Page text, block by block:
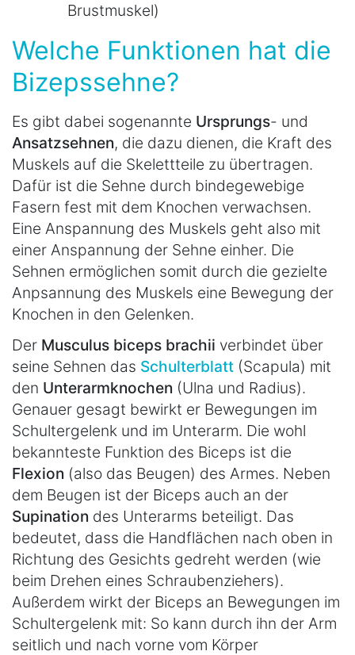
Brustmuskel)
Welche Funktionen hat die
Bizepssehne?
Es gibt dabei sogenannte Ursprungs- und
Ansatzsehnen, die dazu dienen, die Kraft des
Muskels auf die Skelettteile zu übertragen.
Dafür ist die Sehne durch bindegewebige
Fasern fest mit dem Knochen verwachsen.
Eine Anspannung des Muskels geht also mit
einer Anspannung der Sehne einher. Die
Sehnen ermöglichen somit durch die gezielte
Anpsannung des Muskels eine Bewegung der
Knochen in den Gelenken.
Der Musculus biceps brachii verbindet über
seine Sehnen das Schulterblatt (Scapula) mit
den Unterarmknochen (Ulna und Radius).
Genauer gesagt bewirkt er Bewegungen im
Schultergelenk und im Unterarm. Die wohl
bekannteste Funktion des Biceps ist die
Flexion (also das Beugen) des Armes. Neben
dem Beugen ist der Biceps auch an der
Supination des Unterarms beteiligt. Das
bedeutet, dass die Handflächen nach oben in
Richtung des Gesichts gedreht werden (wie
beim Drehen eines Schraubenziehers).
Außerdem wirkt der Biceps an Bewegungen im
Schultergelenk mit: So kann durch ihn der Arm
seitlich und nach vorne vom Körper